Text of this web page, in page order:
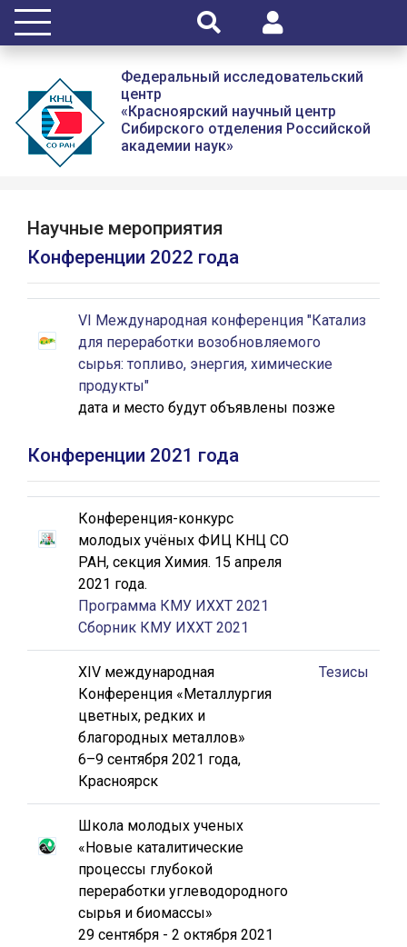
Федеральный исследовательский
центр
«Красноярский научный центр
Сибирского отделения Российской
академии наук»
Научные мероприятия
Конференции 2022 года
VI Международная конференция "Катализ
для переработки возобновляемого
сырья: топливо, энергия, химические
продукты"
дата и место будут объявлены позже
Конференции 2021 года
Конференция-конкурс
молодых учёных ФИЦ КНЦ СО
РАН, секция Химия. 15 апреля
2021 года.
Программа КМУ ИХХТ 2021
Сборник КМУ ИХХТ 2021
XIV международная
Конференция «Металлургия
цветных, редких и
благородных металлов»
6–9 сентября 2021 года,
Красноярск
Тезисы
Школа молодых ученых
«Новые каталитические
процессы глубокой
переработки углеводородного
сырья и биомассы»
29 сентября - 2 октября 2021